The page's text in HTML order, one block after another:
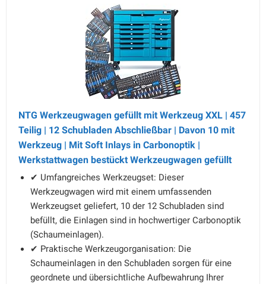
NTG Werkzeugwagen gefüllt mit Werkzeug XXL | 457
Teilig | 12 Schubladen Abschließbar | Davon 10 mit
Werkzeug | Mit Soft Inlays in Carbonoptik |
Werkstattwagen bestückt Werkzeugwagen gefüllt
✔ Umfangreiches Werkzeugset: Dieser
Werkzeugwagen wird mit einem umfassenden
Werkzeugset geliefert, 10 der 12 Schubladen sind
befüllt, die Einlagen sind in hochwertiger Carbonoptik
(Schaumeinlagen).
✔ Praktische Werkzeugorganisation: Die
Schaumeinlagen in den Schubladen sorgen für eine
geordnete und übersichtliche Aufbewahrung Ihrer